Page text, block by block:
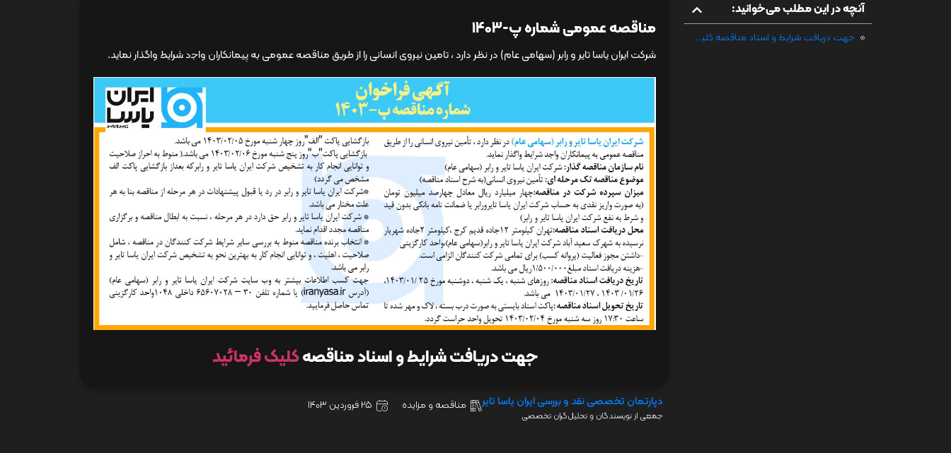
آنچه در این مطلب می‌خوانید:
جهت دریافت شرایط و اسناد مناقصه کلیک فرمائید مناقصه عمومی شماره پ-1403
ﺷﺮﮐﺖ اﯾﺮان ﯾﺎﺳﺎ ﺗﺎﯾﺮ و راﺑﺮ (ﺳﻬﺎﻣﻰ ﻋﺎم) در نظر دارد ، تامین نیروی انسانی را از طریق مناقصه عمومی به پیمانکاران واﺟد شرایط واگذار نماید.
جهت دریافت شرایط و اسناد مناقصهکلیک فرمائید
دپارتمان تخصصی نقد و بررسی ایران یاسا تایر
جمعی از نویسندگان و تحلیل‌گران تخصصی
مناقصه و مزایده 25 فروردین 1403